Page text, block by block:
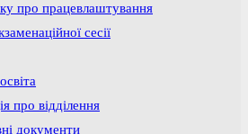
про працевлаштування
сесії
про відділення
документи